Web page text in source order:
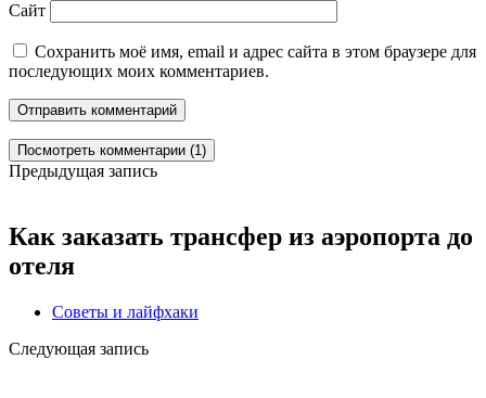
Сайт
Сохранить моё имя, email и адрес сайта в этом браузере для
последующих моих комментариев.
Посмотреть комментарии (1)
Предыдущая запись
Как заказать трансфер из аэропорта до
отеля
Советы и лайфхаки
Следующая запись